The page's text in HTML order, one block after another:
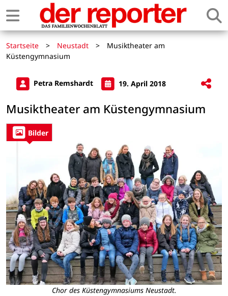
Startseite > Neustadt >
Musiktheater am
Küstengymnasium
Petra Remshardt 19. April 2018
Musiktheater am Küstengymnasium
Bilder
Chor des Küstengymnasiums Neustadt.